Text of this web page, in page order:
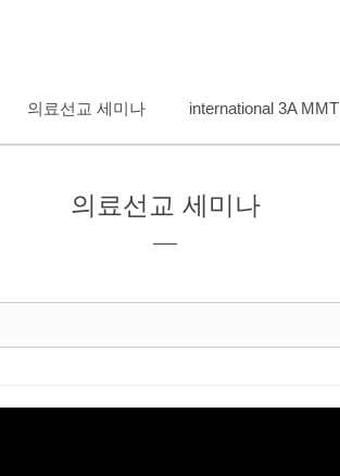
의료선교 세미나 international 3A MMT
의료선교 세미나